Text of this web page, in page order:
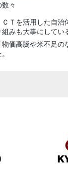
々
Ｔを活用した自
みも大事にしてい
価高騰や米不足